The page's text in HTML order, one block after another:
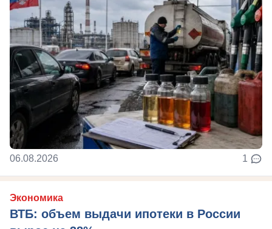
06.08.2026 1
Экономика
ВТБ: объем выдачи ипотеки в России